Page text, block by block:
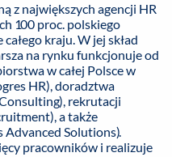
z największych agencji HR
100 proc. polskiego
kraju. W jej skład
na rynku funkcjonuje od
w całej Polsce w
HR), doradztwa
rekrutacji
a także
Solutions).
pracowników i realizuje